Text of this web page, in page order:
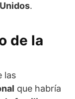
.
de la
las
que habría